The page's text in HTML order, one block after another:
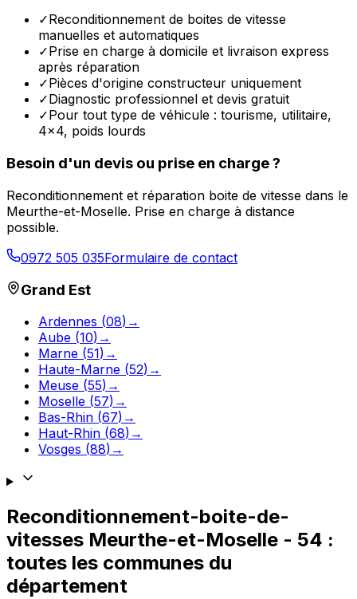
✓Reconditionnement de boites de vitesse
manuelles et automatiques
✓Prise en charge à domicile et livraison express
après réparation
✓Pièces d'origine constructeur uniquement
✓Diagnostic professionnel et devis gratuit
✓Pour tout type de véhicule : tourisme, utilitaire,
4x4, poids lourds
Besoin d'un devis ou prise en charge ?
Reconditionnement et réparation boite de vitesse dans le
Meurthe-et-Moselle. Prise en charge à distance
possible.
0972 505 035Formulaire de contact
Grand Est
Ardennes (08) →
Aube (10) →
Marne (51) →
Haute-Marne (52) →
Meuse (55) →
Moselle (57) →
Bas-Rhin (67) →
Haut-Rhin (68) →
Vosges (88) →
Reconditionnement-boite-de-
vitesses Meurthe-et-Moselle - 54 :
toutes les communes du
département